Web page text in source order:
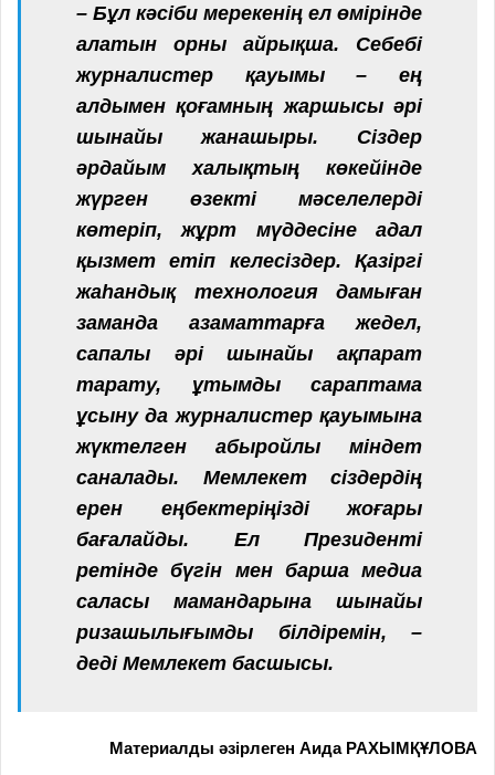
– Бұл кәсіби мерекенің ел өмірінде
алатын орны айрықша. Себебі
журналистер қауымы – ең
алдымен қоғамның жаршысы әрі
шынайы жанашыры. Сіздер
әрдайым халықтың көкейінде
жүрген өзекті мәселелерді
көтеріп, жұрт мүддесіне адал
қызмет етіп келесіздер. Қазіргі
жаһандық технология дамыған
заманда азаматтарға жедел,
сапалы әрі шынайы ақпарат
тарату, ұтымды сараптама
ұсыну да журналистер қауымына
жүктелген абыройлы міндет
саналады. Мемлекет сіздердің
ерен еңбектеріңізді жоғары
бағалайды. Ел Президенті
ретінде бүгін мен барша медиа
саласы мамандарына шынайы
ризашылығымды білдіремін, –
деді Мемлекет басшысы.
Материалды әзірлеген Аида РАХЫМҚҰЛОВА